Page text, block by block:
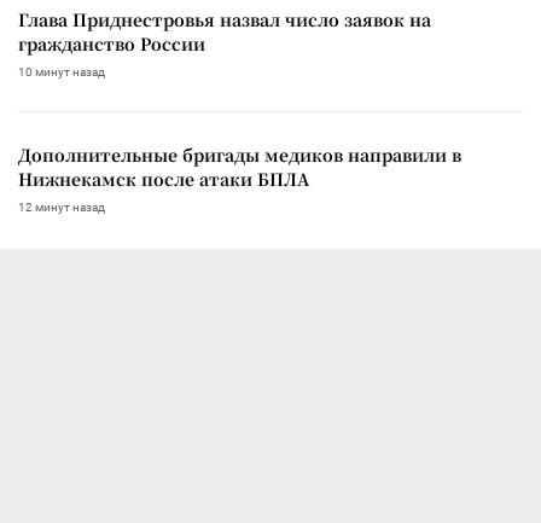
Глава Приднестровья назвал число заявок на
гражданство России
10 минут назад
Дополнительные бригады медиков направили в
Нижнекамск после атаки БПЛА
12 минут назад